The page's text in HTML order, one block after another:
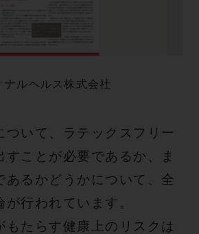
ナルヘルス株式会社
いて、ラテックスフリー
すことが必要であるか、ま
あるかどうかについて、全
が行われています。
たらす健康上のリスクは